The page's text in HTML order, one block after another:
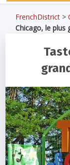
FrenchDistrict >
Chicago, le plus